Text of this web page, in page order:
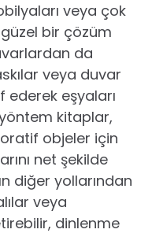
veya çok
bir çözüm
da
veya duvar
eşyaları
kitaplar,
objeler için
net şekilde
diğer yollarından
veya
dinlenme